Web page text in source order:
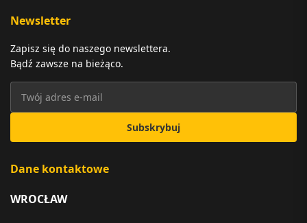
Newsletter
Zapisz się do naszego newslettera.
Bądź zawsze na bieżąco.
Subskrybuj
Dane kontaktowe
WROCŁAW